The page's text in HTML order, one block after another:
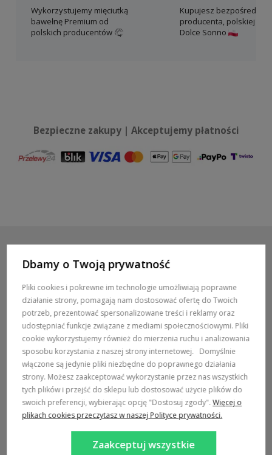
Wykorzystujemy mięciutką
bawełnę Premium od
polskich producentów
Kupujesz bezpośrednio
producenta, polskiej
Dolce Sonno
Bezpieczne zakupy | Akceptujemy płatności
MARKI
POPULARNE KATEGORIE
DOSTAWA:
Dbamy o Twoją prywatność
Pliki cookies i pokrewne im technologie umożliwiają poprawne
działanie strony, pomagają nam dostosować ofertę do Twoich
potrzeb, prezentować spersonalizowane treści i reklamy oraz
udostępniać funkcje związane z mediami społecznościowymi. Pliki
cookie wykorzystujemy również do mierzenia ruchu i analizowania
sposobu korzystania z naszej strony internetowej. Domyślnie
włączone są jedynie pliki niezbędne do poprawnego działania
strony. Możesz zaakceptować wykorzystanie przez nas wszystkich
tych plików i przejść do sklepu lub dostosować użycie plików do
swoich preferencji, wybierając opcję "Dostosuj zgody".Więcej o
plikach cookies przeczytasz w naszej Polityce prywatności.
Zaakceptuj wszystkie